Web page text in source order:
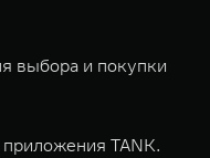
выбора и покупки
TANK.